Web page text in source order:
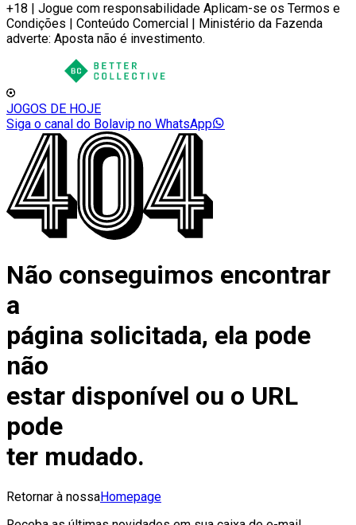
+18 | Jogue com responsabilidade Aplicam-se os Termos e
Condições | Conteúdo Comercial | Ministério da Fazenda
adverte: Aposta não é investimento.
JOGOS DE HOJE
Siga o canal do Bolavip no WhatsApp
Não conseguimos encontrar
a
página solicitada, ela pode
não
estar disponível ou o URL
pode
ter mudado.
Retornar à nossaHomepage